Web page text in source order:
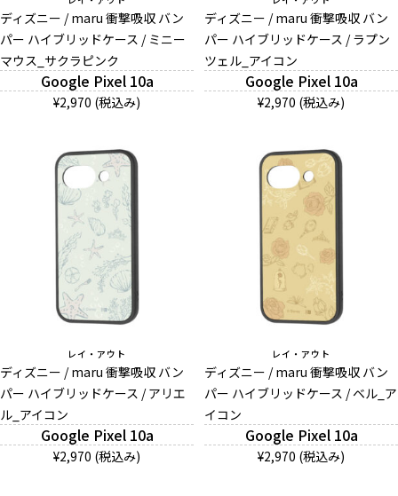
よくある質問
お問い合わせ（一般の皆様）
お問い合わせ（企業様）
プライバシーポリシー
ディズニー / maru 衝撃吸収 バン
パー ハイブリッドケース / ミニー
マウス_サクラピンク
Google Pixel 10a
¥2,970 (税込み)
ディズニー / maru 衝撃吸収 バン
パー ハイブリッドケース / ラプン
ツェル_アイコン
Google Pixel 10a
¥2,970 (税込み)
レイ・アウト
ディズニー / maru 衝撃吸収 バン
パー ハイブリッドケース / アリエ
ル_アイコン
Google Pixel 10a
¥2,970 (税込み)
レイ・アウト
ディズニー / maru 衝撃吸収 バン
パー ハイブリッドケース / ベル_ア
イコン
Google Pixel 10a
¥2,970 (税込み)